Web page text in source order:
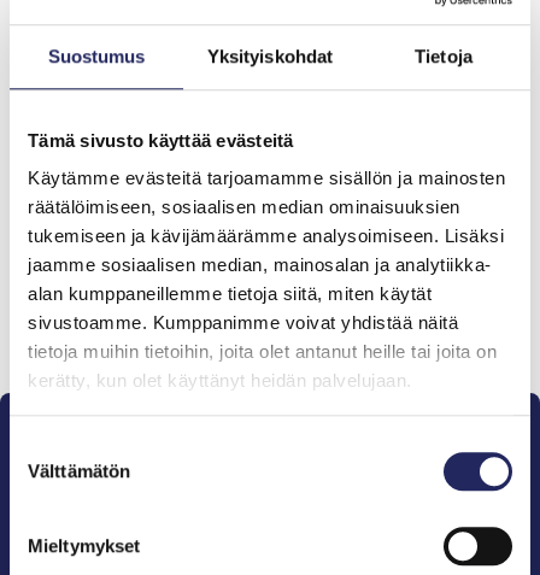
Suostumus Yksityiskohdat Tietoja
Tämä sivusto käyttää evästeitä
Käytämme evästeitä tarjoamamme sisällön ja mainosten
räätälöimiseen, sosiaalisen median ominaisuuksien
tukemiseen ja kävijämäärämme analysoimiseen. Lisäksi
jaamme sosiaalisen median, mainosalan ja analytiikka-
alan kumppaneillemme tietoja siitä, miten käytät
sivustoamme. Kumppanimme voivat yhdistää näitä
tietoja muihin tietoihin, joita olet antanut heille tai joita on
kerätty, kun olet käyttänyt heidän palvelujaan.
valinta
Välttämätön
Mieltymykset
Tiimin lahjoitukset yhteensä:
Tiimille tehdyt
lahjoitukset
Lahjoita ja liity tähän tiimiin
Pelastamme Itämeren ja sen perinnön tuleville